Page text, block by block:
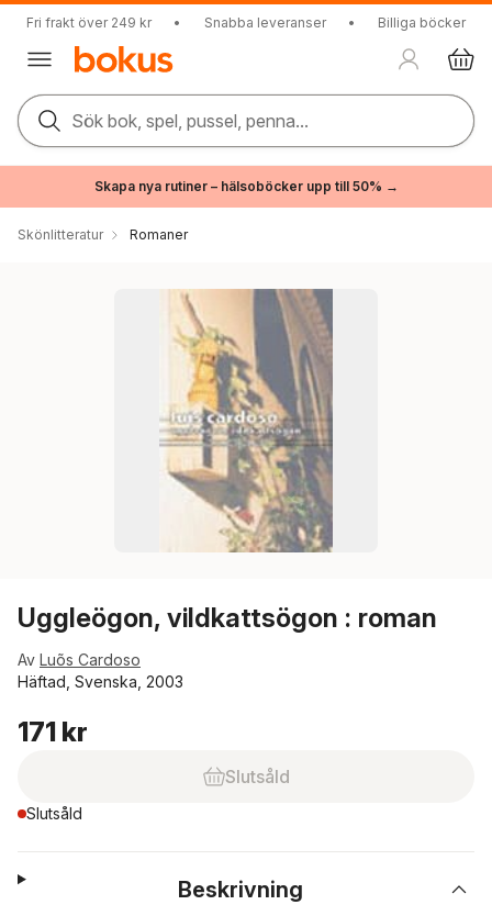
Fri frakt över 249 kr • Snabba leveranser • Billiga böcker
Sök bok, spel, pussel, penna...
Skapa nya rutiner – hälsoböcker upp till 50% →
Skönlitteratur Romaner
Uggleögon, vildkattsögon : roman
Av Luõs Cardoso
Häftad, Svenska, 2003
171 kr
Slutsåld
Slutsåld
Beskrivning